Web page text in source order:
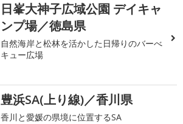
日峯大神子広域公園 デイキャ
ンプ場／徳島県
自然海岸と松林を活かした日帰りのバーべ
キュー広場
豊浜SA(上り線)／香川県
香川と愛媛の県境に位置するSA